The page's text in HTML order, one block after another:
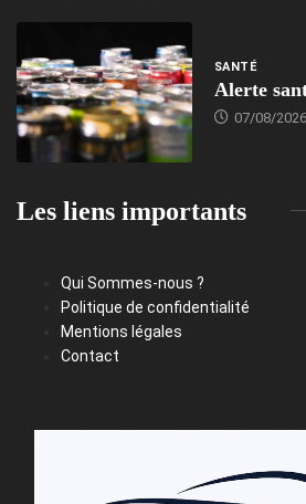
SANTÉ
Alerte
07/08/2026
Les liens importants
Qui Sommes-nous ?
Politique de confidentialité
Mentions légales
Contact